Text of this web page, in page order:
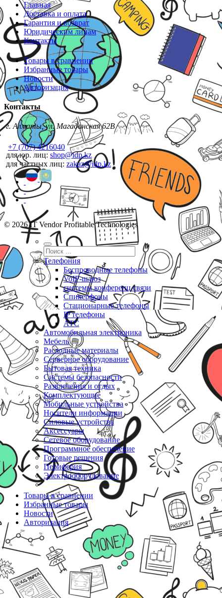
Главная
Доставка и оплата
Гарантия и возврат
Юридическим лицам
Контакты
Товары в сравнении
Избранные товары
Новости
Авторизация
Контакты
г. Алматы, ул. Магаданская 62В
+7 (707) 4216040
для юр. лиц: shop@idp.kz
для частных лиц: zakaz@idp.kz
© 2026 IT Vendor Profitable Technologies
Телефония
Беспроводные телефоны
VoIP-шлюз
системы конференц связи
Спикерфоны
Стационарные телефоны
IP телефоны
АТС
Автомобильная электроника
Мебель
Расходные материалы
Серверное оборудование
Бытовая техника
Системы безопасности
Развлечения и отдых
Комплектующие
Мобильные устройства
Носители информации
Силовые устройства
Аксессуары
Сетевое оборудование
Программное обеспечение
Готовые решения
Периферия
Электрооборудование
Товары в сравнении
Избранные товары
Новости
Авторизация